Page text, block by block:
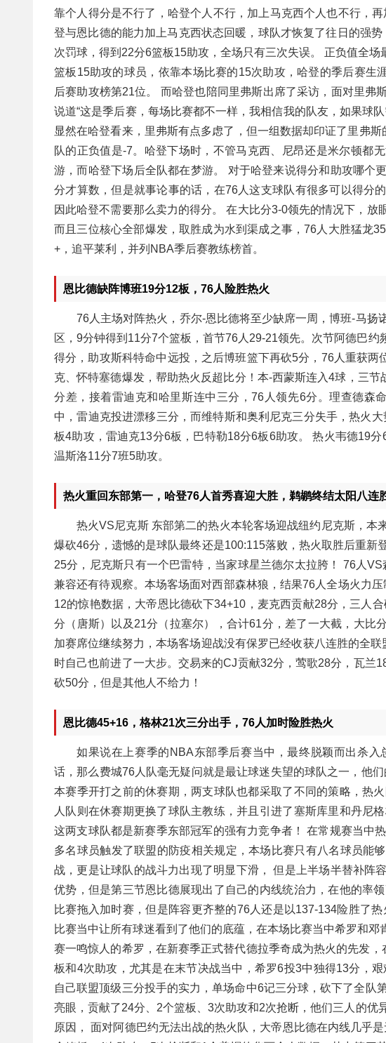
靠个人得分是不行了，哈登个人不行，加上马克西个人也不行，
登与恩比德的能力加上马克西状态回暖，球队才恢复了往日的强
次罚球，得到22分6篮板15助攻，全场只有三次失误。 正负值全
篮板15助攻的球员，依靠本场比赛的15次助攻，哈登的季后赛
后赛助攻榜第21位。 而哈登也陪同里弗斯出席了采访，面对里
说道“这是季后赛，每场比赛都不一样，我相信我的队友，如果球
显然在哈登看来，里弗斯有点多虑了，但一组数据却印证了里弗
队的正负值是-7。哈登下场时，不管马克西、尼昂还是米尔顿都
游，而哈登下场后全队都在梦游。 对于哈登来说得分和助攻哪个
分才算数，但是就事论事的话，在76人这支球队有很多可以得分
因此哈登不需要那么卖力的得分。 在大比分3-0领先的情况下，
而且三位核心全部爆发，取胜成为水到渠成之事，76人大胜猛龙
+，追平莱利，并列NBA季后赛教练榜首。
恩比德缺阵博班19分12板，76人险胜热火
76人主场对阵热火，乔尔-恩比德将至少缺席一周，博班-马
区，9分钟得到11分7个篮板，首节76人29-21领先。次节阿德巴
得分，助攻斯科特命中远投，之后博班篮下再砍5分，76人重获
克、怀特塞德爆发，帮助热火反超比分！本-西蒙斯连入4球，三
分差，接着雷迪克和哈里斯连中三分，76人领先6分。理查德森
中，雷迪克投进漂移三分，而维特斯和奥利尼克三分失手，热火
板4助攻，雷迪克13分6板，巴特勒18分6板6助攻。 热火韦德19
温斯洛11分7班5助攻。
热火重回东部第一，哈登76人首秀喜迎大胜，鹈鹕终结太阳八连
热火VS尼克斯 东部第二的热火本轮客场迎战纽约尼克斯，本
爆砍46分，遗憾的是球队最终还是100:115落败，热火取胜后重
25分，尼克斯只有一个巴雷特，当家球星兰德尔太拉胯！ 76人
兼容还有待观察。本场客场面对西部森林狼，结果76人全场火力
12的惊艳数据，大帝恩比德砍下34+10，麦克西贡献28分，三人
分（唐斯）以及21分（拉塞尔），合计61分，差了一大截，大比
加赛席位继续努力，本场客场迎战没有保罗已经收获八连胜的全
时自己也前进了一大步。交易来的CJ贡献32分，莺歌28分，瓦兰
砍50分，但是其他人不给力！
恩比德45+16，格林21次三分出手，76人加时险胜热火
如果说在上赛季的NBA东部季后赛当中，最终脱颖而出杀
话，那么费城76人队毫无疑问就是最让球迷失望的球队之一，他
本赛季开打之前的休赛期，两支球队也都采取了不同的策略，热
人队则在休赛期更换了球队主教练，并且引进了塞斯库里和丹尼
这两支球队都是新赛季东部冠军的强有力竞争者！ 在常规赛当中
多名球员触发了联盟的防疫相关规定，本场比赛只有八名球员能
战，更是让球队的战斗力出现了明显下滑， 但是上半场半替补阵
优势，但是第三节恩比德展现出了自己的内线统治力，在他的率
比赛拖入加时赛，但是阵容更齐整的76人还是以137-134险胜了
比赛当中让所有球迷看到了他们的底蕴，在本场比赛当中希罗和
赛一鸣惊人的希罗，在新赛季正式替代德拉季奇成为热火的先发
板和4次助攻，尤其是在末节决战当中，希罗6投3中独得13分，
自己联盟顶级三分投手的实力，单场命中6记三分球，砍下了全队
亮眼，贡献了24分、2个篮板、3次助攻和2次抢断，他们三人的
原因， 面对阿德巴约无法出战的热火队，大帝恩比德在内线几乎